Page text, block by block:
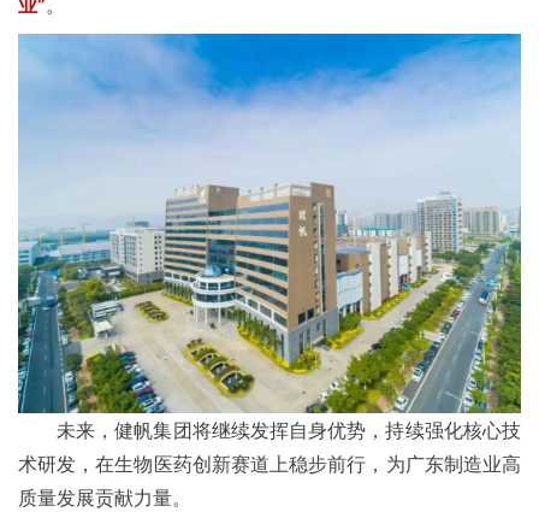
业”。
未来，健帆集团将继续发挥自身优势，持续强化核心技
术研发，在生物医药创新赛道上稳步前行，为广东制造业高
质量发展贡献力量。